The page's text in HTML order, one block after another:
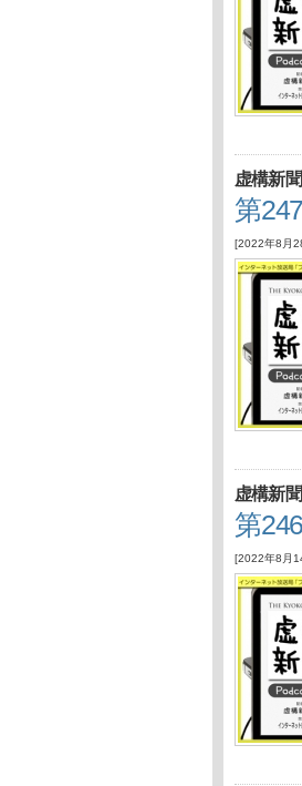
虚構新
第
[2022年8月
虚構新
第
[2022年8月